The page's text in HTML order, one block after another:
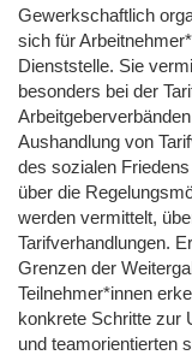
Gewerkschaftlich
sich für
Dienststelle. Sie
besonders bei der
Aushandlung von
des sozialen
über die
werden vermittelt,
Tarifverhandlungen.
Grenzen der
Teilnehmer*innen
konkrete Schritte zur
und teamorientierten